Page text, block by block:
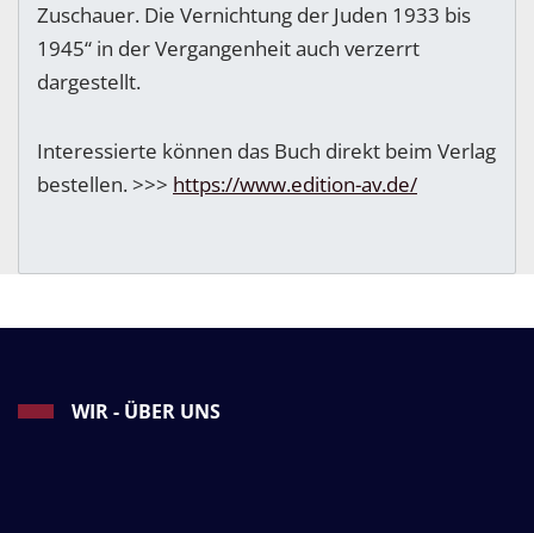
Zuschauer. Die Vernichtung der Juden 1933 bis
1945“ in der Vergangenheit auch verzerrt
dargestellt.
Interessierte können das Buch direkt beim Verlag
bestellen. >>> https://www.edition-av.de/
WIR - ÜBER UNS